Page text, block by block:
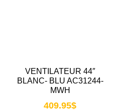
VENTILATEUR 44″
BLANC- BLU AC31244-
MWH
409.95$